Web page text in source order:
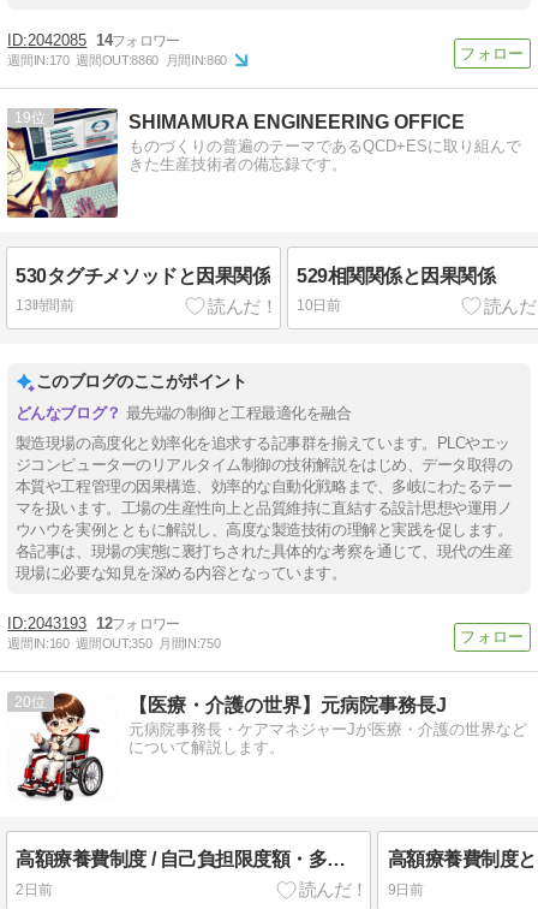
2042085 14
週間IN:170 週間OUT:8860 月間IN:860
19 SHIMAMURA ENGINEERING OFFICE
ものづくりの普遍のテーマであるQCD+ESに取り組んで
きた生産技術者の備忘録です。
530タグチメソッドと因果関係
13時間前
529相関関係と因果関係
10日前
このブログのここがポイント
最先端の制御と工程最適化を融合
製造現場の高度化と効率化を追求する記事群を揃えています。PLCやエッ
ジコンピューターのリアルタイム制御の技術解説をはじめ、データ取得の
本質や工程管理の因果構造、効率的な自動化戦略まで、多岐にわたるテー
マを扱います。工場の生産性向上と品質維持に直結する設計思想や運用ノ
ウハウを実例とともに解説し、高度な製造技術の理解と実践を促します。
各記事は、現場の実態に裏打ちされた具体的な考察を通じて、現代の生産
現場に必要な知見を深める内容となっています。
2043193 12
週間IN:160 週間OUT:350 月間IN:750
20 【医療・介護の世界】元病院事務長J
元病院事務長・ケアマネジャーJが医療・介護の世界など
について解説します。
高額療養費制度 / 自己負担限度額・多数回該当比較！2026年8月改正 更に2027年8月改正 段階的引き上げ！
2日前 9日前